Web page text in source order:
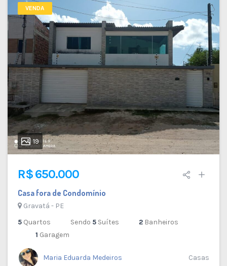
VENDA
19
R$ 650.000
Casa fora de Condomínio
Gravatá - PE
5 Quartos Sendo 5 Suítes 2 Banheiros
1 Garagem
Maria Eduarda Medeiros Casas